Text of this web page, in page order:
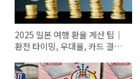
2025 일본 여행 환율 계산 팁｜
환전 타이밍, 우대율, 카드 결제